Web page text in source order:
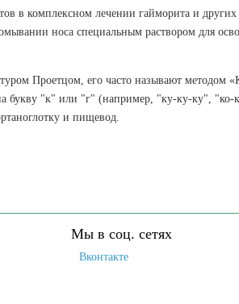
в комплексном лечении гайморита и
носа специальным раствором для
Проетцом, его часто называют методом
букву "к" или "г" (например, "ку-ку-ку",
и пищевод.
Мы в соц. сетях
Вконтакте